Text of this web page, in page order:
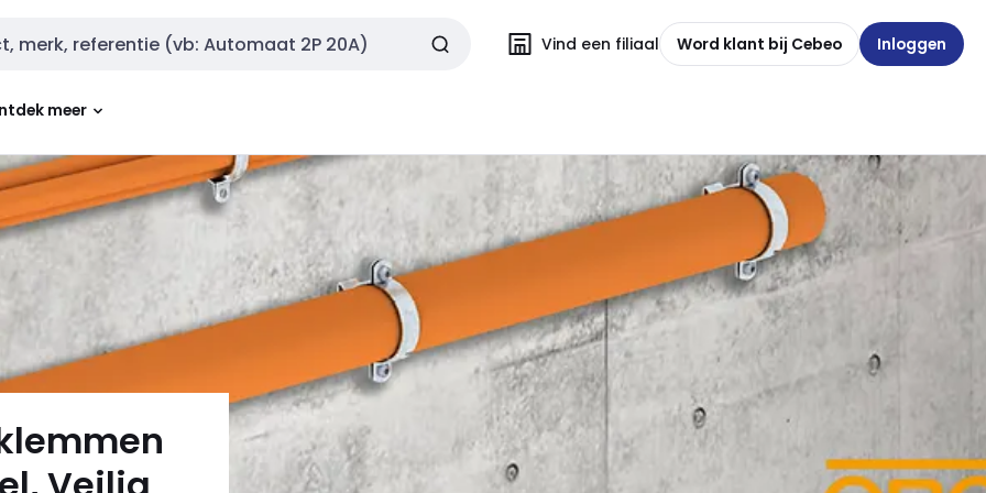
Vind een filiaal Word klant bij Cebeo Inloggen
meer